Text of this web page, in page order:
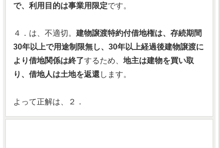
で、利用目的は事業用限定です。
４．は、不適切。 建物譲渡特約付借地権は、存続期間
30年以上で用途制限無し、30年以上経過後建物譲渡に
より借地関係は終了するため、 地主は建物を買い取
り、借地人は土地を返還 します。
よって正解は、２．